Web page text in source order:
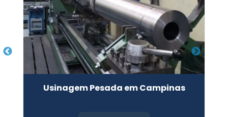
Usinagem Pesada em Campinas